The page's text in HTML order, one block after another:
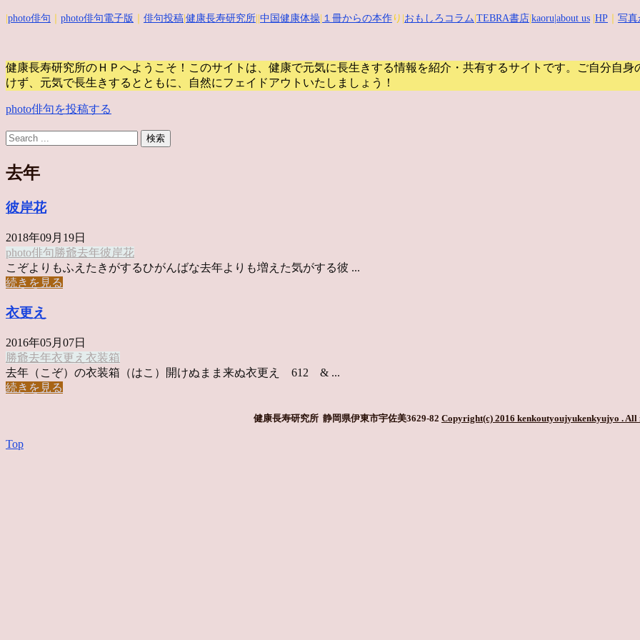
photo俳句 photo俳句電子版 俳句投稿 健康長寿研究所 中国健康体操 １冊からの本作 り| おもしろコラム TEBRA書店 kaoru |about us HP 写真
健康長寿研究所のＨＰへようこそ！このサイトは、健康で元気に長生きする情報を紹介・共有するサイトです。
ご自分自身
けず、元気で長生きするとともに、自然にフェイドアウトいたしましょう！
photo俳句を投稿する
去年
彼岸花
2018年09月19日
photo俳句 勝爺去年彼岸花
こぞよりもふえたきがするひがんばな去年よりも増えた気がする彼 ...
続きを見る
衣更え
2016年05月07日
勝爺去年衣更え 衣装箱
去年（こぞ）の衣装箱（はこ）開けぬまま来ぬ衣更え 612 & ...
続きを見る
健康長寿研究所 静岡県伊東市宇佐美3629-82 Copyright(c) 2016 kenkoutyoujyukenkyujyo . All
Top